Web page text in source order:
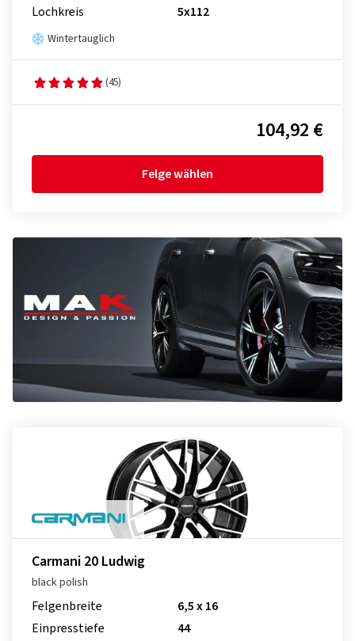
Lochkreis
5x112
Wintertauglich
(45)
104,92 €
Felge wählen
Carmani 20 Ludwig
black polish
Felgenbreite
6,5 x 16
Einpresstiefe
44